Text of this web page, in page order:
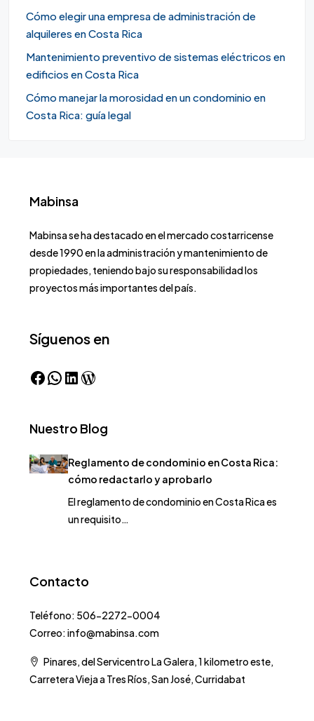
Cómo elegir una empresa de administración de
alquileres en Costa Rica
Mantenimiento preventivo de sistemas eléctricos en
edificios en Costa Rica
Cómo manejar la morosidad en un condominio en
Costa Rica: guía legal
Mabinsa
Mabinsa se ha destacado en el mercado costarricense
desde 1990 en la administración y mantenimiento de
propiedades, teniendo bajo su responsabilidad los
proyectos más importantes del país.
Síguenos en
Nuestro Blog
Reglamento de condominio en Costa Rica:
cómo redactarlo y aprobarlo
El reglamento de condominio en Costa Rica es
un requisito…
Contacto
Teléfono: 506-2272-0004
Correo: info@mabinsa.com
Pinares, del Servicentro La Galera, 1 kilometro este,
Carretera Vieja a Tres Ríos, San José, Curridabat